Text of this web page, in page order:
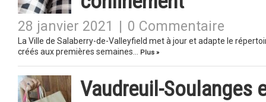
28 janvier 2021 0 Commentaire
La Ville de Salaberry-de-Valleyfield met à jour et adapte le
créés aux premières semaines…
Plus »
Vaudreuil-Soulanges